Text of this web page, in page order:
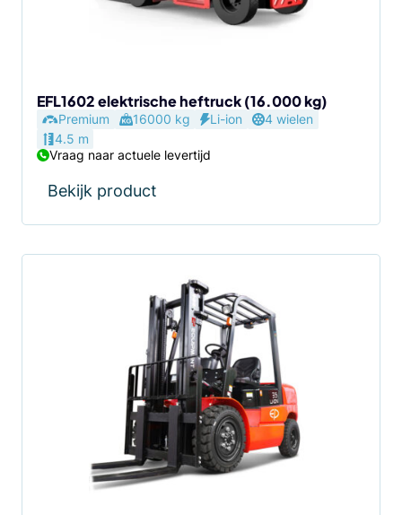
EFL1602 elektrische heftruck (16.000 kg)
Premium 16000 kg Li-ion
4 wielen
4.5 m
Vraag naar actuele levertijd
Bekijk product
gekozen